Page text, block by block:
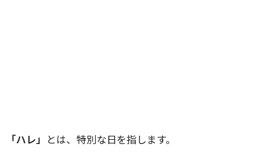
「ハレ」 とは、特別な日を指します。